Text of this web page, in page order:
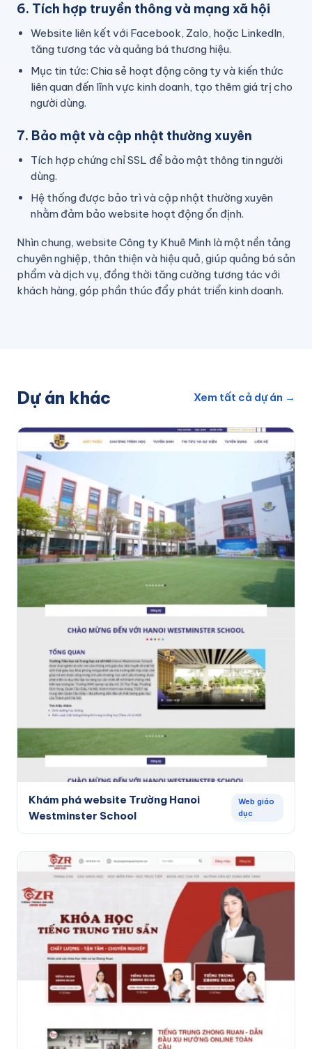
6. Tích hợp truyền thông và mạng xã hội
Website liên kết với Facebook, Zalo, hoặc LinkedIn,
tăng tương tác và quảng bá thương hiệu.
Mục tin tức: Chia sẻ hoạt động công ty và kiến thức
liên quan đến lĩnh vực kinh doanh, tạo thêm giá trị cho
người dùng.
7. Bảo mật và cập nhật thường xuyên
Tích hợp chứng chỉ SSL để bảo mật thông tin người
dùng.
Hệ thống được bảo trì và cập nhật thường xuyên
nhằm đảm bảo website hoạt động ổn định.
Nhìn chung, website Công ty Khuê Minh là một nền tảng
chuyên nghiệp, thân thiện và hiệu quả, giúp quảng bá sản
phẩm và dịch vụ, đồng thời tăng cường tương tác với
khách hàng, góp phần thúc đẩy phát triển kinh doanh.
Dự án khác Xem tất cả dự án →
Khám phá website Trường Hanoi
Westminster School
Web giáo
dục